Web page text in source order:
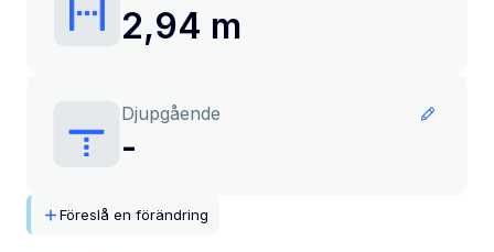
2,94 m
Djupgående
-
Föreslå en förändring